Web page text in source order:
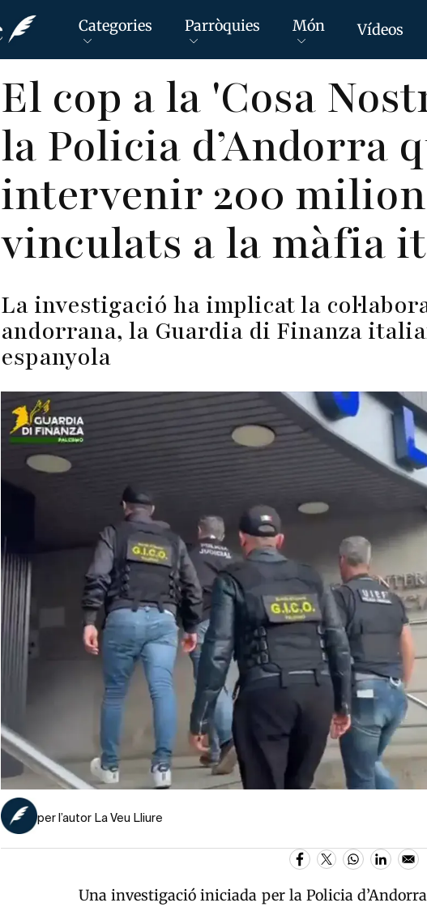
Categories Parròquies Món Vídeos
El cop a la 'Cosa
la Policia d’Andorra
intervenir 200
vinculats a la màfia
La investigació ha implicat la
andorrana, la Guardia di Finanza
espanyola
per l’autor La Veu Lliure
Una investigació iniciada per la Policia